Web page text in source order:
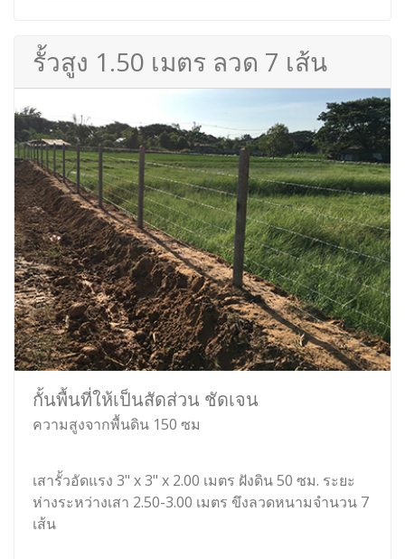
รั้วสูง 1.50 เมตร ลวด 7 เส้น
กั้นพื้นที่ให้เป็นสัดส่วน ชัดเจน
ความสูงจากพื้นดิน 150 ซม
เสารั้วอัดแรง 3" x 3" x 2.00 เมตร ฝังดิน 50 ซม. ระยะ
ห่างระหว่างเสา 2.50-3.00 เมตร ขึงลวดหนามจำนวน 7
เส้น